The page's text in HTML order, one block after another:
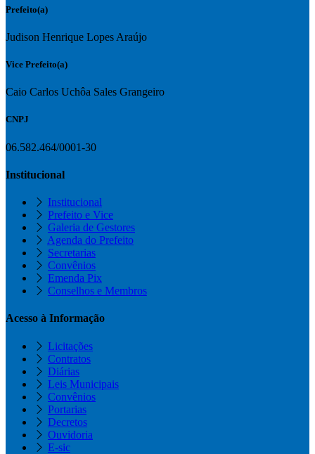
Prefeito(a)
Judison Henrique Lopes Araújo
Vice Prefeito(a)
Caio Carlos Uchôa Sales Grangeiro
CNPJ
06.582.464/0001-30
Institucional
Institucional
Prefeito e Vice
Galeria de Gestores
Agenda do Prefeito
Secretarias
Convênios
Emenda Pix
Conselhos e Membros
Acesso à Informação
Licitações
Contratos
Diárias
Leis Municipais
Convênios
Portarias
Decretos
Ouvidoria
E-sic